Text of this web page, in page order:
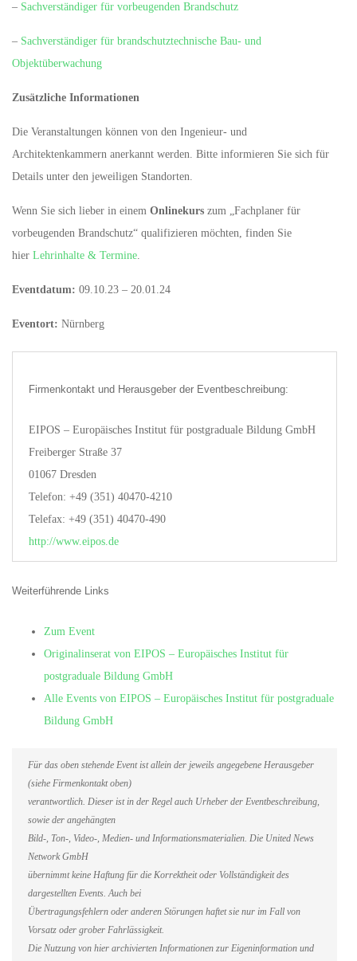
– Sachverständiger für vorbeugenden Brandschutz
– Sachverständiger für brandschutztechnische Bau- und
Objektüberwachung
Zusätzliche Informationen
Die Veranstaltungen können von den Ingenieur- und
Architektenkammern anerkannt werden. Bitte informieren Sie sich für
Details unter den jeweiligen Standorten.
Wenn Sie sich lieber in einem Onlinekurs zum „Fachplaner für
vorbeugenden Brandschutz“ qualifizieren möchten, finden Sie
hier Lehrinhalte & Termine.
Eventdatum: 09.10.23 – 20.01.24
Eventort: Nürnberg
Firmenkontakt und Herausgeber der Eventbeschreibung:
EIPOS – Europäisches Institut für postgraduale Bildung GmbH
Freiberger Straße 37
01067 Dresden
Telefon: +49 (351) 40470-4210
Telefax: +49 (351) 40470-490
http://www.eipos.de
Weiterführende Links
Zum Event
Originalinserat von EIPOS – Europäisches Institut für
postgraduale Bildung GmbH
Alle Events von EIPOS – Europäisches Institut für postgraduale
Bildung GmbH
Für das oben stehende Event ist allein der jeweils angegebene Herausgeber
(siehe Firmenkontakt oben)
verantwortlich. Dieser ist in der Regel auch Urheber der Eventbeschreibung,
sowie der angehängten
Bild-, Ton-, Video-, Medien- und Informationsmaterialien. Die United News
Network GmbH
übernimmt keine Haftung für die Korrektheit oder Vollständigkeit des
dargestellten Events. Auch bei
Übertragungsfehlern oder anderen Störungen haftet sie nur im Fall von
Vorsatz oder grober Fahrlässigkeit.
Die Nutzung von hier archivierten Informationen zur Eigeninformation und